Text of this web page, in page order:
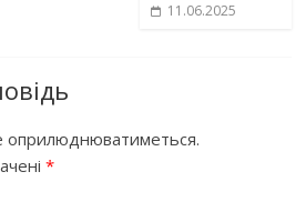
11.06.2025
оприлюднюватиметься.
*